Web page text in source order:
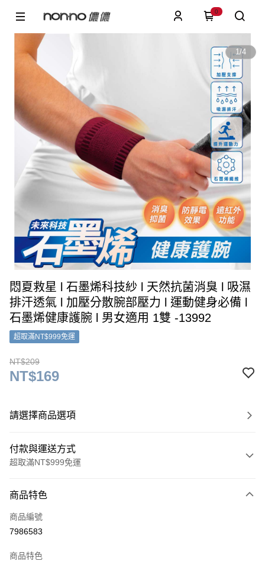
0
1/4
悶夏救星 l 石墨烯科技紗 l 天然抗菌消臭 l 吸濕
排汗透氣 l 加壓分散腕部壓力 l 運動健身必備 l
石墨烯健康護腕 l 男女適用 1雙 -13992
超取滿NT$999免運
NT$209
NT$169
請選擇商品選項
付款與運送方式
超取滿NT$999免運
信用卡一次付款
超商取貨付款
商品特色
商品編號
7986583
商品特色